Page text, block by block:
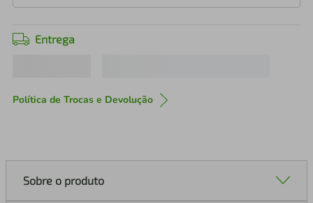
Entrega
Política de Trocas e Devolução
Sobre o produto